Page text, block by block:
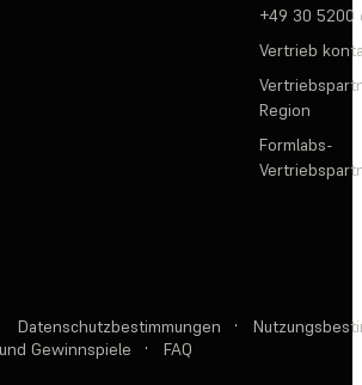
+49 30 5200
Vertrieb
Region
Formlabs-
Datenschutzbestimmungen ·
und Gewinnspiele
· FAQ